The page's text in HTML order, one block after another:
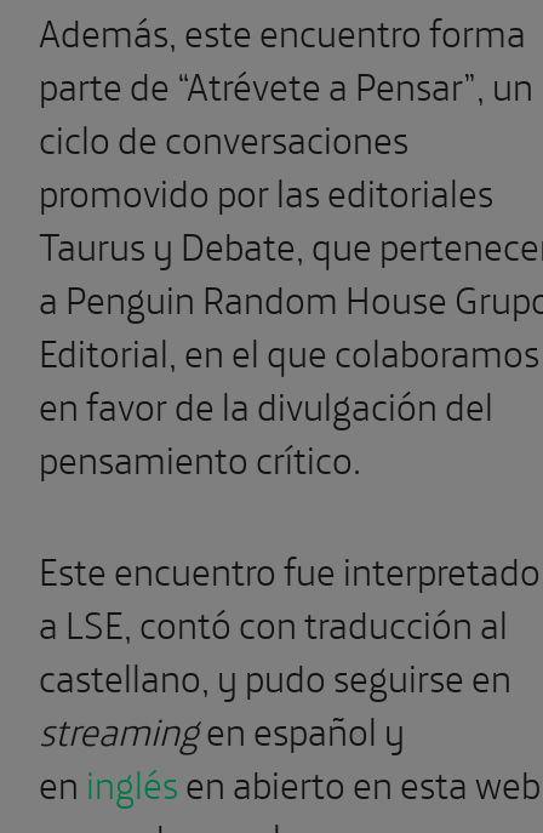
Además, este encuentro forma
parte de “Atrévete a Pensar”, un
ciclo de conversaciones
promovido por las editoriales
Taurus y Debate, que
a Penguin Random House
Editorial, en el que colaboramos
en favor de la divulgación del
pensamiento crítico.
Este encuentro fue interpretado
a LSE, contó con traducción al
castellano, y pudo seguirse en
streamingen español y
en inglésen abierto en esta web